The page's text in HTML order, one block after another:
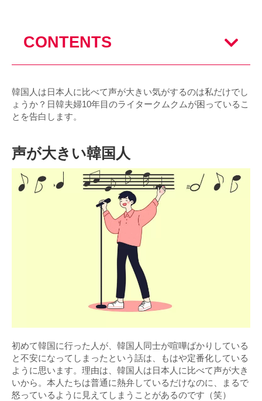
CONTENTS
韓国人は日本人に比べて声が大きい気がするのは私だけでし
ょうか？日韓夫婦10年目のライタークムクムが困っているこ
とを告白します。
声が大きい韓国人
初めて韓国に行った人が、韓国人同士が喧嘩ばかりしている
と不安になってしまったという話は、もはや定番化している
ように思います。理由は、韓国人は日本人に比べて声が大き
いから。本人たちは普通に熱弁しているだけなのに、まるで
怒っているように見えてしまうことがあるのです（笑）